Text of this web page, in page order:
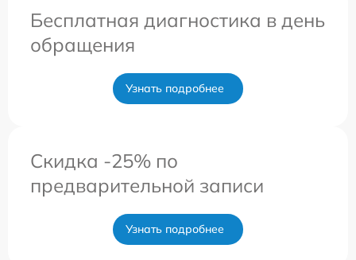
Бесплатная диагностика в день
обращения
Узнать подробнее
Скидка -25% по
предварительной записи
Узнать подробнее